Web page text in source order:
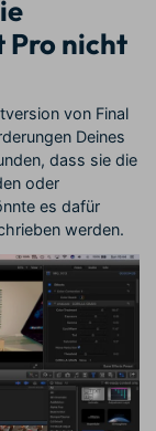
Pro nicht
von Final
Deines
dass sie die
oder
es dafür
werden.